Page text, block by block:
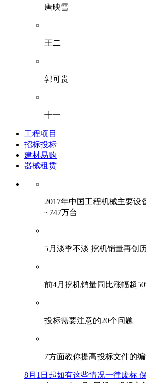
唐映雪
王二
郭可贵
十一
工程项目
招标投标
建材易购
器械租赁
2017年中国工程机械主要设
~747万台
5月淡季不淡 挖机销量再创
前4月挖机销量同比涨幅超
投标需要注意的20个问题
​7方面教你提高投标文件的
8月1日起如有这些情况一律废标